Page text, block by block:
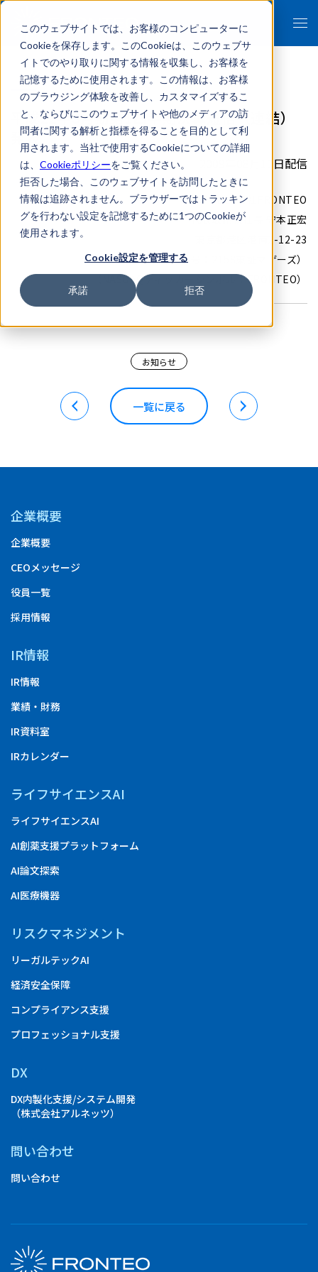
このウェブサイトでは、お客様のコンピューターに
Cookieを保存します。このCookieは、このウェブサ
イトでのやり取りに関する情報を収集し、お客様を
記憶するために使用されます。この情報は、お客様
のブラウジング体験を改善し、カスタマイズするこ
と、ならびにこのウェブサイトや他のメディアの訪
問者に関する解析と指標を得ることを目的として利
用されます。当社で使用するCookieについての詳細
は、 Cookieポリシーをご覧ください。
拒否した場合、このウェブサイトを訪問したときに
情報は追跡されません。ブラウザーではトラッキン
グを行わない設定を記憶するために1つのCookieが
使用されます。
Cookie設定を管理する
承諾 拒否
平成22年3月期第1四半期決算短信（連結）
発表
2009年08月11日配信
株式会社FRONTEO
代表取締役社長 守本正宏
東京都港区港南2-12-23
（コード番号：2158東証マザーズ）
（NASDAQティッカーシンボル：FRONTEO）
お知らせ
一覧に戻る
企業概要
企業概要
CEOメッセージ
役員一覧
採用情報
IR情報
IR情報
業績・財務
IR資料室
IRカレンダー
ライフサイエンスAI
ライフサイエンスAI
AI創薬支援プラットフォーム
AI論文探索
AI医療機器
リスクマネジメント
リーガルテックAI
経済安全保障
コンプライアンス支援
プロフェッショナル支援
DX
DX内製化支援/システム開発
（株式会社アルネッツ）
問い合わせ
問い合わせ